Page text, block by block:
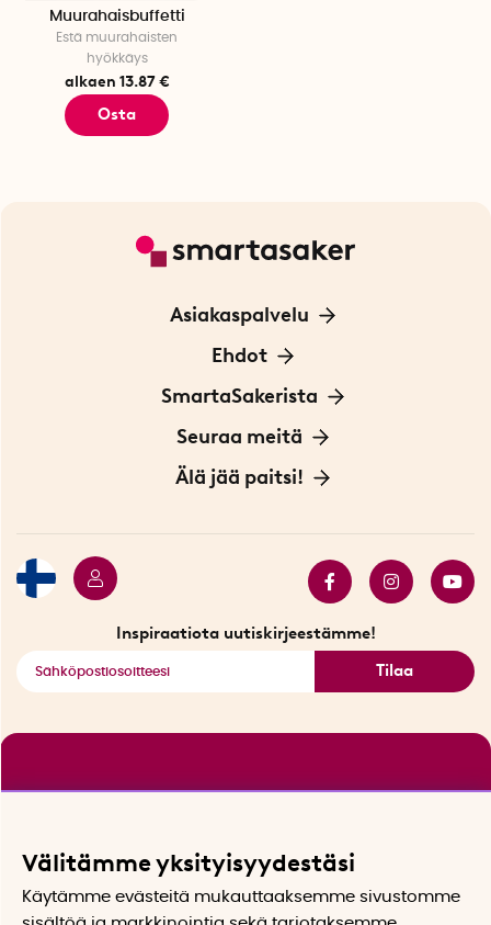
Muurahaisbuffetti
Estä muurahaisten
hyökkäys
alkaen 13.87 €
Osta
Asiakaspalvelu
Ota yhteyttä
Ehdot
Tietoa evästeistä
Yksityisyydensuoja
Sopimusehdot
SmartaSakerista
Meistä
Myymälä Tukholmassa
Seuraa meitä
Innovaattoriblogi
Älä jää paitsi!
Inspiraatiota uutiskirjeestämme!
Tilaa
Välitämme yksityisyydestäsi
Käytämme evästeitä mukauttaaksemme sivustomme